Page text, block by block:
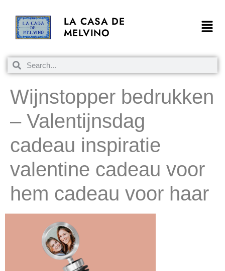
LA CASA DE
MELVINO
Wijnstopper bedrukken
– Valentijnsdag
cadeau inspiratie
valentine cadeau voor
hem cadeau voor haar